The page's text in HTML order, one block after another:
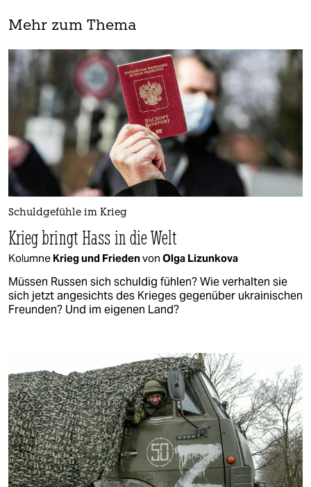
Mehr zum Thema
Schuldgefühle im Krieg
Krieg bringt Hass in die Welt
Kolumne Krieg und Friedenvon Olga Lizunkova
Müssen Russen sich schuldig fühlen? Wie verhalten sie
sich jetzt angesichts des Krieges gegenüber ukrainischen
Freunden? Und im eigenen Land?